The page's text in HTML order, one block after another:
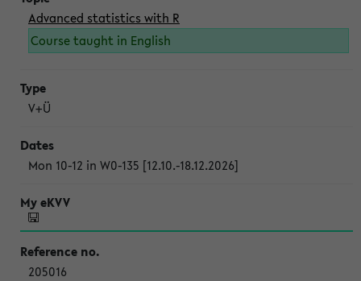
Advanced statistics with R
Course taught in English
V+Ü
Mon 10-12 in W0-135 [12.10.-18.12.2026]
205016